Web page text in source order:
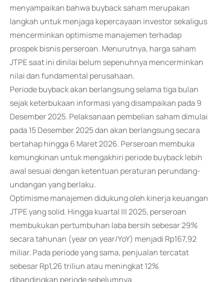
menyampaikan bahwa buyback saham merupakan
langkah untuk menjaga kepercayaan investor sekaligus
mencerminkan optimisme manajemen terhadap
prospek bisnis perseroan. Menurutnya, harga saham
JTPE saat ini dinilai belum sepenuhnya mencerminkan
nilai dan fundamental perusahaan.
Periode buyback akan berlangsung selama tiga bulan
sejak keterbukaan informasi yang disampaikan pada 9
Desember 2025. Pelaksanaan pembelian saham dimulai
pada 15 Desember 2025 dan akan berlangsung secara
bertahap hingga 6 Maret 2026. Perseroan membuka
kemungkinan untuk mengakhiri periode buyback lebih
awal sesuai dengan ketentuan peraturan perundang-
undangan yang berlaku.
Optimisme manajemen didukung oleh kinerja keuangan
JTPE yang solid. Hingga kuartal III 2025, perseroan
membukukan pertumbuhan laba bersih sebesar 29%
secara tahunan (year on year/YoY) menjadi Rp167,92
miliar. Pada periode yang sama, penjualan tercatat
sebesar Rp1,26 triliun atau meningkat 12%
dibandingkan periode sebelumnya.